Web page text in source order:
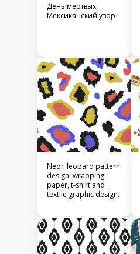
День мертвых
Мексиканский узор
Neon leopard pattern
design. wrapping
paper, t-shirt and
textile graphic design.